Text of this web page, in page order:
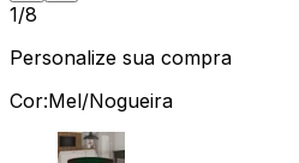
1/8
Personalize sua compra
Cor:Mel/Nogueira